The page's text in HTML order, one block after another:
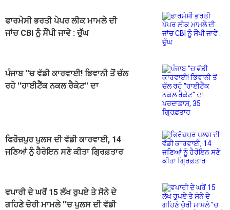
ਫਾਰਮੇਸੀ ਭਰਤੀ ਪੇਪਰ ਲੀਕ ਮਾਮਲੇ ਦੀ
ਜਾਂਚ CBI ਨੂੰ ਸੌਂਪੀ ਜਾਵੇ : ਚੁੱਘ
ਪੰਜਾਬ ''ਚ ਵੱਡੀ ਕਾਰਵਾਈ! ਭਿਵਾਨੀ ਤੋਂ ਚੱਲ
ਰਹੇ ''ਹਾਈਟੈੱਕ ਨਕਲ ਰੈਕੇਟ'' ਦਾ
ਫਿਰੋਜ਼ਪੁਰ ਪੁਲਸ ਦੀ ਵੱਡੀ ਕਾਰਵਾਈ, 14
ਜਣਿਆਂ ਨੂੰ ਹੈਰੋਇਨ ਸਣੇ ਕੀਤਾ ਗ੍ਰਿਫ਼ਤਾਰ
ਵਪਾਰੀ ਦੇ ਘਰੋਂ 15 ਲੱਖ ਰੁਪਏ ਤੇ ਸੋਨੇ ਦੇ
ਗਹਿਣੇ ਚੋਰੀ ਮਾਮਲੇ ''ਚ ਪੁਲਸ ਦੀ ਵੱਡੀ